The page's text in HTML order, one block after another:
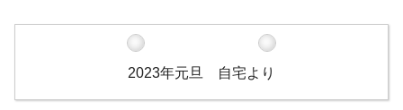
2023年元旦 自宅より